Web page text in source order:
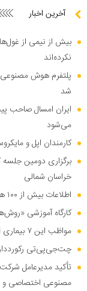
آخرین اخبار
بیش از نیمی از
نکرده‌اند
پلتفرم هوش مصنوعی
شد
ایران امسال صاحب
می‌شود
کارمندان اپل و
برگزاری دومین جلسه
خراسان شمالی
اطلاعات بیش از ۱۰۰ هزار نیروی پلیس و کارمند امنیتی بریتانیا هک شد
کارگاه آموزشی
مواظب این ۷ بیماری انگلی شایع در تابستان باشید
چت‌جی‌پی‌تی
تأکید مدیرعامل
مصنوعی اختصاصی و